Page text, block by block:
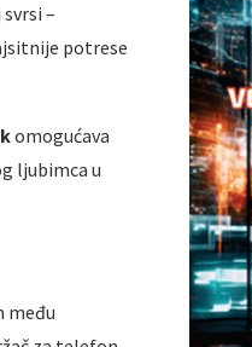
–
potrese
omogućava
ljubimca u
među